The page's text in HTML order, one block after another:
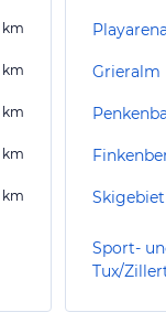
km
km
km
km
km
Grieralm
Sport-
Tux/